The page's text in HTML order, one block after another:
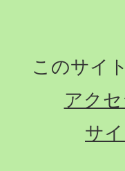
このサイ
アク
サ